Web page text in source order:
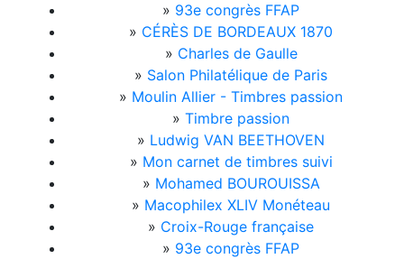
» 93e congrès FFAP
» CÉRÈS DE BORDEAUX 1870
» Charles de Gaulle
» Salon Philatélique de Paris
» Moulin Allier - Timbres passion
» Timbre passion
» Ludwig VAN BEETHOVEN
» Mon carnet de timbres suivi
» Mohamed BOUROUISSA
» Macophilex XLIV Monéteau
» Croix-Rouge française
» 93e congrès FFAP